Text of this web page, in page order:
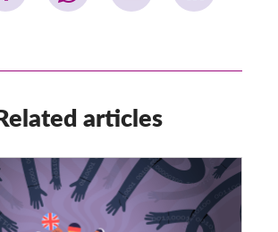
articles